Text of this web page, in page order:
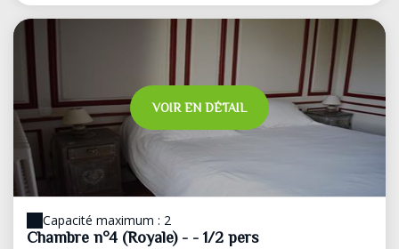
VOIR EN DÉTAIL
Capacité maximum : 2
Chambre n°4 (Royale) - - 1/2 pers